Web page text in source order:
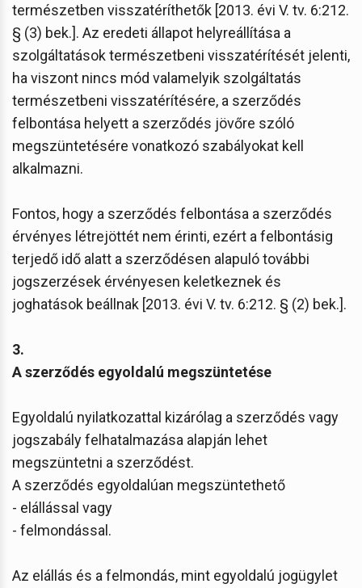
természetben visszatéríthetők [2013. évi V. tv. 6:212.
§ (3) bek.]. Az eredeti állapot helyreállítása a
szolgáltatások természetbeni visszatérítését jelenti,
ha viszont nincs mód valamelyik szolgáltatás
természetbeni visszatérítésére, a szerződés
felbontása helyett a szerződés jövőre szóló
megszüntetésére vonatkozó szabályokat kell
alkalmazni.
Fontos, hogy a szerződés felbontása a szerződés
érvényes létrejöttét nem érinti, ezért a felbontásig
terjedő idő alatt a szerződésen alapuló további
jogszerzések érvényesen keletkeznek és
joghatások beállnak [2013. évi V. tv. 6:212. § (2) bek.].
3.
A szerződés egyoldalú megszüntetése
Egyoldalú nyilatkozattal kizárólag a szerződés vagy
jogszabály felhatalmazása alapján lehet
megszüntetni a szerződést.
A szerződés egyoldalúan megszüntethető
- elállással vagy
- felmondással.
Az elállás és a felmondás, mint egyoldalú jogügylet